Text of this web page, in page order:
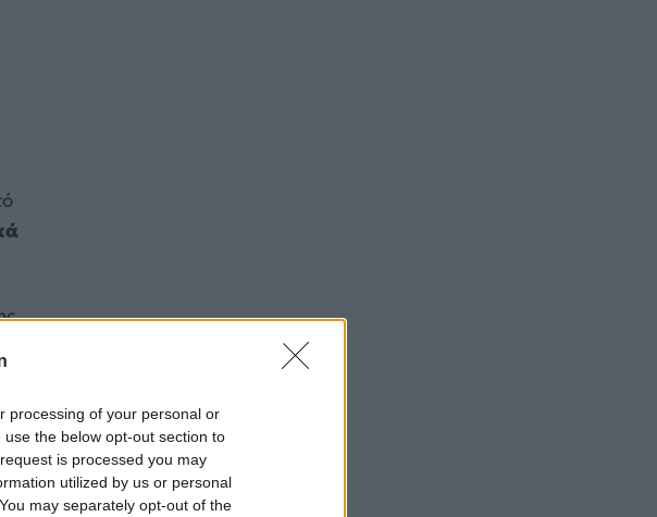
processing of your personal or
the below opt-out section to
is processed you may
utilized by us or personal
may separately opt-out of the